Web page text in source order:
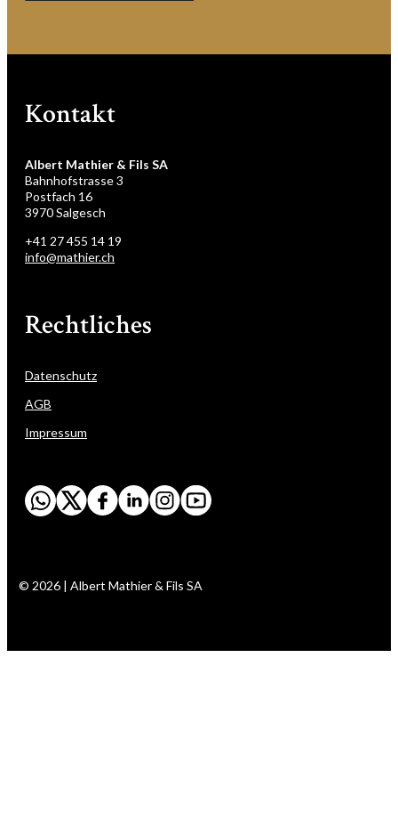
Kontakt
Albert Mathier & Fils SA
Bahnhofstrasse 3
Postfach 16
3970 Salgesch
+41 27 455 14 19
info@mathier.ch
Rechtliches
Datenschutz
AGB
Impressum
© 2026 | Albert Mathier & Fils SA